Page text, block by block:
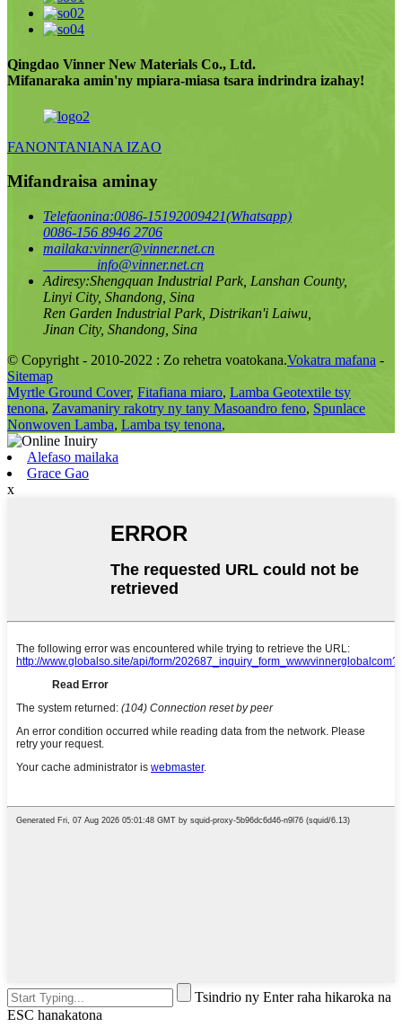
Qingdao Vinner New Materials Co., Ltd.
Mifanaraka amin'ny mpiara-miasa tsara indrindra izahay!
FANONTANIANA IZAO
Mifandraisa aminay
Telefaonina:0086-15192009421(Whatsapp)
0086-156 8946 2706
mailaka:vinner@vinner.net.cn
info@vinner.net.cn
Adiresy:Shengquan Industrial Park, Lanshan County,
Linyi City, Shandong, Sina
Ren Garden Industrial Park, Distrikan'i Laiwu,
Jinan City, Shandong, Sina
© Copyright - 2010-2022 : Zo rehetra voatokana.Vokatra mafana -
Sitemap
Myrtle Ground Cover, Fitafiana miaro, Lamba Geotextile tsy
tenona, Zavamaniry rakotry ny tany Masoandro feno, Spunlace
Nonwoven Lamba, Lamba tsy tenona,
Alefaso mailaka
Grace Gao
x
Tsindrio ny Enter raha hikaroka na
ESC hanakatona